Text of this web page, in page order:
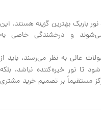
باریک بهترین گزینه هستند. این
و درخشندگی خاصی به
عالی به نظر می‌رسند، باید از
تا نور خیره‌کننده نباشد، بلکه
مستقیماً بر تصمیم خرید مشتری